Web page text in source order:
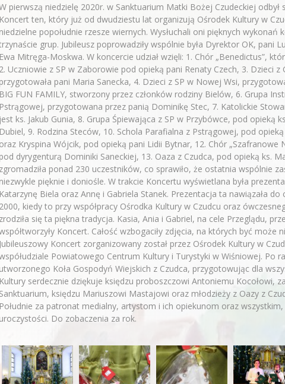
pierwszą niedzielę 2020r. w Sanktuarium Matki Bożej Czudeckiej odbył
Koncert ten, który już od dwudziestu lat organizują Ośrodek Kultury w
niedzielne popołudnie rzesze wiernych. Wysłuchali oni pięknych wykonań
grup. Jubileusz poprowadziły wspólnie była Dyrektor OK, pani
Ewa Mitręga-Moskwa. W koncercie udział wzięli: 1. Chór „Benedictus”,
2. Uczniowie z SP w Zaborowie pod opieką pani Renaty Czech, 3. Dzieci
przygotowała pani Maria Sanecka, 4. Dzieci z SP w Nowej Wsi,
BIG FUN FAMILY, stworzony przez członków rodziny Bielów, 6. Grupa
Pstrągowej, przygotowana przez panią Dominikę Stec, 7. Katolickie
jest ks. Jakub Gunia, 8. Grupa Śpiewająca z SP w Przybówce, pod opieką
Dubiel, 9. Rodzina Steców, 10. Schola Parafialna z Pstrągowej, pod
oraz Kryspina Wójcik, pod opieką pani Lidii Bytnar, 12. Chór „Szafranowe
pod dyrygenturą Dominiki Saneckiej, 13. Oaza z Czudca, pod opieką ks.
zgromadziła ponad 230 uczestników, co sprawiło, że ostatnia wspólnie
niezwykle pięknie i doniośle. W trakcie Koncertu wyświetlana była
Katarzynę Biela oraz Annę i Gabriela Stanek. Prezentacja ta nawiązała
2000, kiedy to przy współpracy Ośrodka Kultury w Czudcu oraz
zrodziła się ta piękna tradycja. Kasia, Ania i Gabriel, na cele Przeglądu,
Koncert. Całość wzbogaciły zdjęcia, na których być może
Jubileuszowy Koncert zorganizowany został przez Ośrodek Kultury w
Powiatowego Centrum Kultury i Turystyki w Wiśniowej. Po
utworzonego Koła Gospodyń Wiejskich z Czudca, przygotowując dla
Kultury serdecznie dziękuje księdzu proboszczowi Antoniemu Kocołowi,
Sanktuarium, księdzu Mariuszowi Mastajowi oraz młodzieży z Oazy z
Południe za patronat medialny, artystom i ich opiekunom oraz
uroczystości. Do zobaczenia za rok.